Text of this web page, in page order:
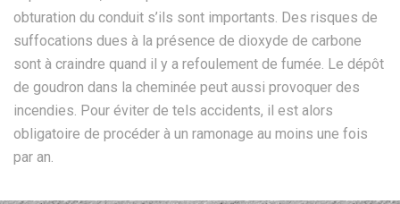
obturation du conduit s’ils sont importants. Des risques de
suffocations dues à la présence de dioxyde de carbone
sont à craindre quand il y a refoulement de fumée. Le dépôt
de goudron dans la cheminée peut aussi provoquer des
incendies. Pour éviter de tels accidents, il est alors
obligatoire de procéder à un ramonage au moins une fois
par an.